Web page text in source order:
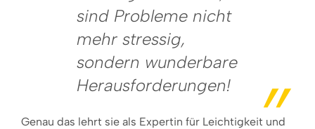
sind Probleme nicht
mehr stressig,
sondern wunderbare
Herausforderungen!
Genau das lehrt sie als Expertin für Leichtigkeit und